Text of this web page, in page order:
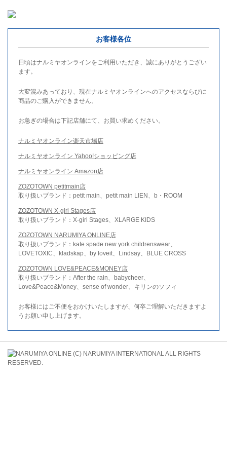
お客様各位
日頃はナルミヤオンラインをご利用いただき、誠にありがとうござい
ます。
大変混みあっており、現在ナルミヤオンラインへのアクセスならびに
商品のご購入ができません。
お急ぎの場合は下記店舗にて、お買い求めください。
ナルミヤオンライン楽天市場店
ナルミヤオンライン Yahoo!ショッピング店
ナルミヤオンライン Amazon店
ZOZOTOWN petitmain店
取り扱いブランド：petit main、petit main LIEN、b・ROOM
ZOZOTOWN X-girl Stages店
取り扱いブランド：X-girl Stages、XLARGE KIDS
ZOZOTOWN NARUMIYA ONLINE店
取り扱いブランド：kate spade new york childrenswear、
LOVETOXIC、kladskap、by loveit、Lindsay、BLUE CROSS
ZOZOTOWN LOVE&PEACE&MONEY店
取り扱いブランド：After the rain、babycheer、
Love&Peace&Money、sense of wonder、キリンのソフィ
お客様にはご不便をおかけいたしますが、何卒ご理解いただきますよ
うお願い申し上げます。